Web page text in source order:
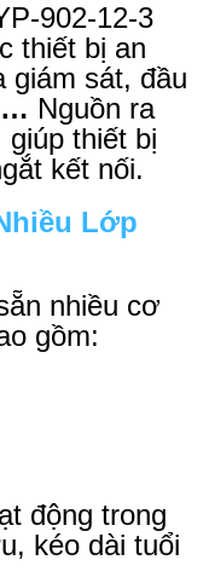
902-12-3
thiết bị an
giám sát, đầu
… Nguồn ra
thiết bị
kết nối.
Lớp
nhiều cơ
gồm:
động trong
kéo dài tuổi